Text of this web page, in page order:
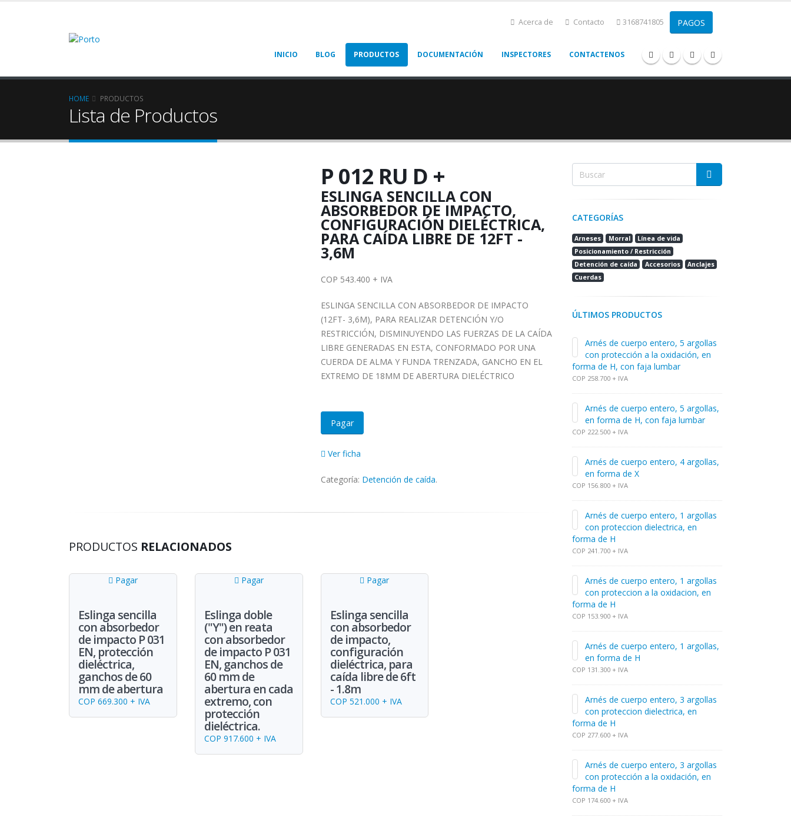
Acerca de Contacto 3168741805
INICIO BLOG PRODUCTOS DOCUMENTACIÓN INSPECTORES CONTACTENOS
HOME PRODUCTOS
Lista de Productos
P 012 RU D +
ESLINGA SENCILLA CON
ABSORBEDOR DE IMPACTO,
CONFIGURACIÓN DIELÉCTRICA,
PARA CAÍDA LIBRE DE 12FT -
3,6M
COP 543.400 + IVA
ESLINGA SENCILLA CON ABSORBEDOR DE IMPACTO
(12FT- 3,6M), PARA REALIZAR DETENCIÓN Y/O
RESTRICCIÓN, DISMINUYENDO LAS FUERZAS DE LA CAÍDA
LIBRE GENERADAS EN ESTA, CONFORMADO POR UNA
CUERDA DE ALMA Y FUNDA TRENZADA, GANCHO EN EL
EXTREMO DE 18MM DE ABERTURA DIELÉCTRICO
Pagar
Ver ficha
Categoría: Detención de caída.
PRODUCTOS RELACIONADOS
Pagar
Eslinga sencilla
con absorbedor
de impacto P 031
EN, protección
dieléctrica,
ganchos de 60
mm de abertura
COP 669.300 + IVA
Pagar
Eslinga doble
("Y") en reata
con absorbedor
de impacto P 031
EN, ganchos de
60 mm de
abertura en cada
extremo, con
protección
dieléctrica.
COP 917.600 + IVA
Pagar
Eslinga sencilla
con absorbedor
de impacto,
configuración
dieléctrica, para
caída libre de 6ft
- 1.8m
COP 521.000 + IVA
CATEGORÍAS
Arneses Morral
Línea de vida
Posicionamiento / Restricción
Detención de caída
Accesorios
Anclajes
Cuerdas
ÚLTIMOS PRODUCTOS
Arnés de cuerpo entero, 5 argollas
con protección a la oxidación, en
forma de H, con faja lumbar
COP 258.700 + IVA
Arnés de cuerpo entero, 5 argollas,
en forma de H, con faja lumbar
COP 222.500 + IVA
Arnés de cuerpo entero, 4 argollas,
en forma de X
COP 156.800 + IVA
Arnés de cuerpo entero, 1 argollas
con proteccion dielectrica, en
forma de H
COP 241.700 + IVA
Arnés de cuerpo entero, 1 argollas
con proteccion a la oxidacion, en
forma de H
COP 153.900 + IVA
Arnés de cuerpo entero, 1 argollas,
en forma de H
COP 131.300 + IVA
Arnés de cuerpo entero, 3 argollas
con proteccion dielectrica, en
forma de H
COP 277.600 + IVA
Arnés de cuerpo entero, 3 argollas
con protección a la oxidación, en
forma de H
COP 174.600 + IVA